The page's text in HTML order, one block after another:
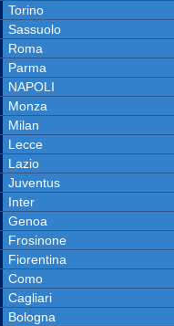
Torino
Sassuolo
Roma
Parma
NAPOLI
Monza
Milan
Lecce
Lazio
Juventus
Inter
Genoa
Frosinone
Fiorentina
Como
Cagliari
Bologna